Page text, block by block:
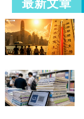
最新文章